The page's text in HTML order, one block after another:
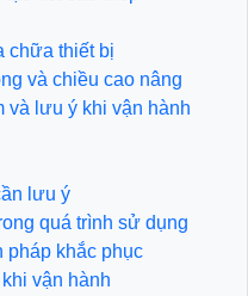
thiết bị
và chiều cao nâng
lưu ý khi vận hành
lưu ý
quá trình sử dụng
khắc phục
vận hành